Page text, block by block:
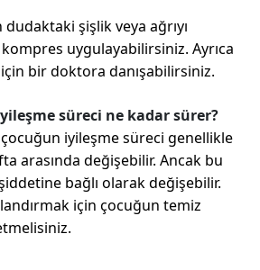
dudaktaki şişlik veya ağrıyı
uygulayabilirsiniz. Ayrıca
için bir doktora danışabilirsiniz.
süreci ne kadar sürer?
iyileşme süreci genellikle
arasında değişebilir. Ancak bu
bağlı olarak değişebilir.
için çocuğun temiz